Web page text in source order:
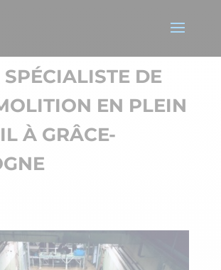
SPÉCIALISTE DE
EN PLEIN
À GRÂCE-